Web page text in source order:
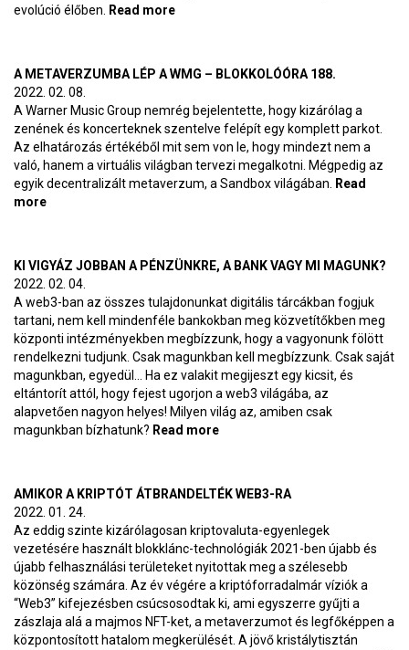
evolúció élőben.
Read more
A METAVERZUMBA LÉP A WMG – BLOKKOLÓÓRA 188.
2022. 02. 08.
A Warner Music Group nemrég bejelentette, hogy kizárólag a
zenének és koncerteknek szentelve felépít egy komplett parkot.
Az elhatározás értékéből mit sem von le, hogy mindezt nem a
való, hanem a virtuális világban tervezi megalkotni. Mégpedig az
egyik decentralizált metaverzum, a Sandbox világában.
Read
more
KI VIGYÁZ JOBBAN A PÉNZÜNKRE, A BANK VAGY MI MAGUNK?
2022. 02. 04.
A web3-ban az összes tulajdonunkat digitális tárcákban fogjuk
tartani, nem kell mindenféle bankokban meg közvetítőkben meg
központi intézményekben megbízzunk, hogy a vagyonunk fölött
rendelkezni tudjunk. Csak magunkban kell megbízzunk. Csak saját
magunkban, egyedül… Ha ez valakit megijeszt egy kicsit, és
eltántorít attól, hogy fejest ugorjon a web3 világába, az
alapvetően nagyon helyes! Milyen világ az, amiben csak
magunkban bízhatunk? Read more
AMIKOR A KRIPTÓT ÁTBRANDELTÉK WEB3-RA
2022. 01. 24.
Az eddig szinte kizárólagosan kriptovaluta-egyenlegek
vezetésére használt blokklánc-technológiák 2021-ben újabb és
újabb felhasználási területeket nyitottak meg a szélesebb
közönség számára. Az év végére a kriptóforradalmár víziók a
“Web3” kifejezésben csúcsosodtak ki, ami egyszerre gyűjti a
zászlaja alá a majmos NFT-ket, a metaverzumot és legfőképpen a
központosított hatalom megkerülését. A jövő kristálytisztán